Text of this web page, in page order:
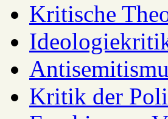
Kritische
Kritik der